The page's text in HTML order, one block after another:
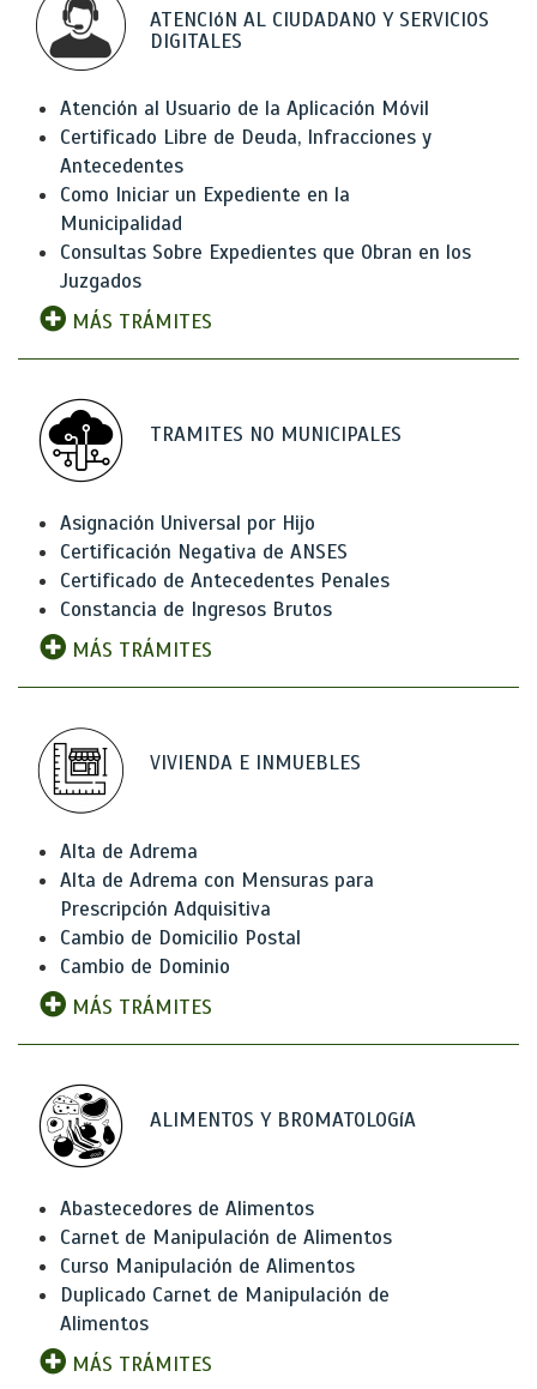
ATENCIóN AL CIUDADANO Y SERVICIOS
DIGITALES
Atención al Usuario de la Aplicación Móvil
Certificado Libre de Deuda, Infracciones y
Antecedentes
Como Iniciar un Expediente en la
Municipalidad
Consultas Sobre Expedientes que Obran en los
Juzgados
MÁS TRÁMITES
TRAMITES NO MUNICIPALES
Asignación Universal por Hijo
Certificación Negativa de ANSES
Certificado de Antecedentes Penales
Constancia de Ingresos Brutos
MÁS TRÁMITES
VIVIENDA E INMUEBLES
Alta de Adrema
Alta de Adrema con Mensuras para
Prescripción Adquisitiva
Cambio de Domicilio Postal
Cambio de Dominio
MÁS TRÁMITES
ALIMENTOS Y BROMATOLOGíA
Abastecedores de Alimentos
Carnet de Manipulación de Alimentos
Curso Manipulación de Alimentos
Duplicado Carnet de Manipulación de
Alimentos
MÁS TRÁMITES